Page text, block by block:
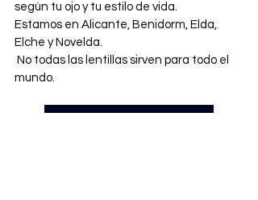
según tu ojo y tu estilo de vida.
Estamos en Alicante, Benidorm, Elda,
Elche y Novelda.
mundo.